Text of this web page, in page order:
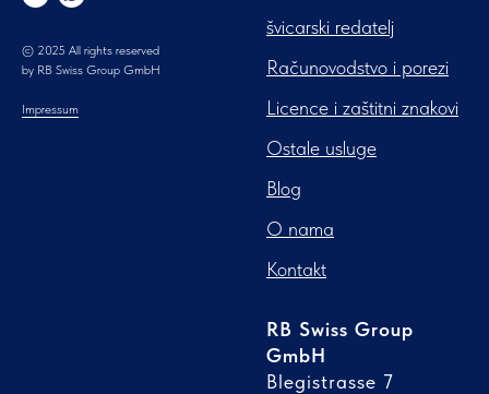
© 2025 All rights reserved
by RB Swiss Group GmbH
Impressum
švicarski redatelj
Računovodstvo i porezi
Licence i zaštitni znakovi
Ostale usluge
Blog
O nama
Kontakt
RB Swiss Group
GmbH
Blegistrasse 7